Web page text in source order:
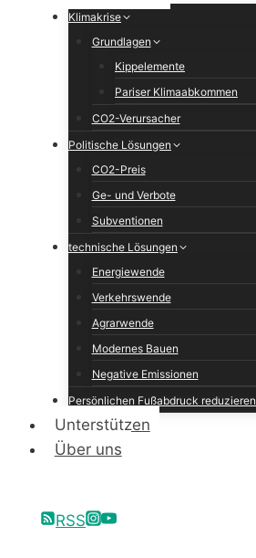
Klimakrise
Grundlagen
Kippelemente
Pariser Klimaabkommen
CO2-Verursacher
Politische Lösungen
CO2-Preis
Ge- und Verbote
Subventionen
technische Lösungen
Energiewende
Verkehrswende
Agrarwende
Modernes Bauen
Negative Emissionen
Persönlichen Fußabdruck reduzieren
Unterstützen
Über uns
RSS